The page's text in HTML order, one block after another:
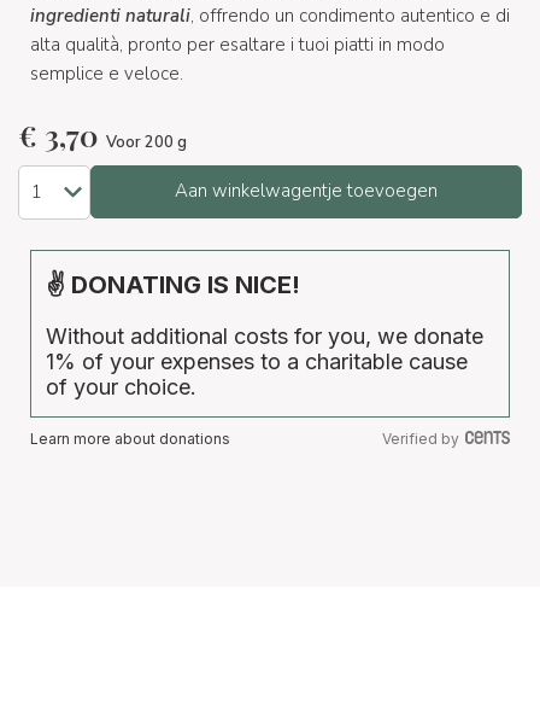
ingredienti naturali, offrendo un condimento autentico e di
alta qualità, pronto per esaltare i tuoi piatti in modo
semplice e veloce.
€ 3,70 Voor 200 g
Aan winkelwagentje toevoegen
✌ DONATING IS NICE!
Without additional costs for you, we donate
1% of your expenses to a charitable cause
of your choice.
Learn more about donations Verified by